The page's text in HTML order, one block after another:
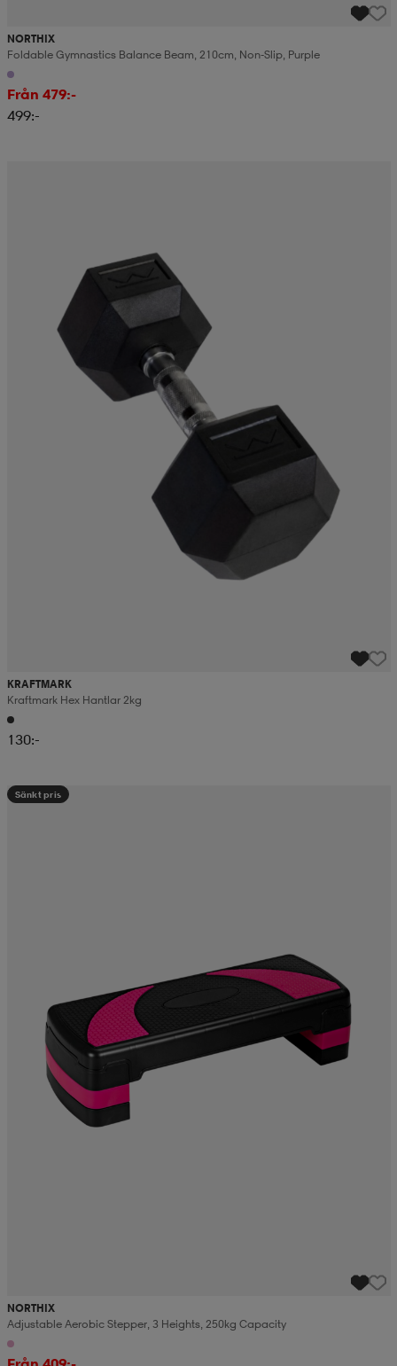
NORTHIX
Foldable Gymnastics Balance Beam, 210cm, Non-Slip, Purple
Från 479:-
499:-
KRAFTMARK
Kraftmark Hex Hantlar 2kg
130:-
Sänkt pris
NORTHIX
Adjustable Aerobic Stepper, 3 Heights, 250kg Capacity